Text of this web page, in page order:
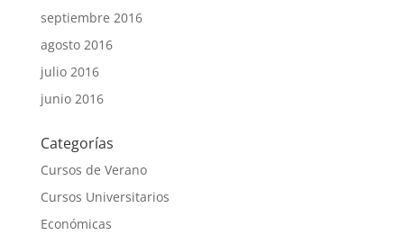
septiembre 2016
agosto 2016
julio 2016
junio 2016
Categorías
Cursos de Verano
Cursos Universitarios
Económicas